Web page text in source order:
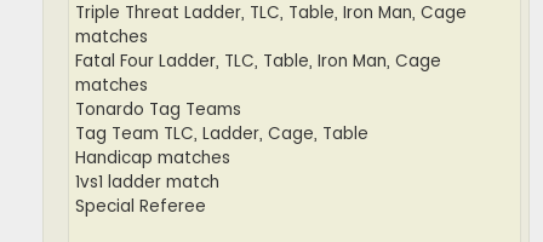
Triple Threat Ladder, TLC, Table, Iron Man, Cage
matches
Fatal Four Ladder, TLC, Table, Iron Man, Cage
matches
Tonardo Tag Teams
Tag Team TLC, Ladder, Cage, Table
Handicap matches
1vs1 ladder match
Special Referee